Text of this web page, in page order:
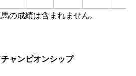
の成績は含まれません。
ャンピオンシップ